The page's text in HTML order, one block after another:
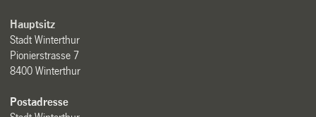
Hauptsitz
Stadt Winterthur
Pionierstrasse 7
8400 Winterthur
Postadresse